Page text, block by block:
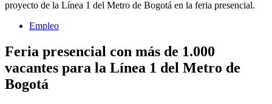
Empleo
Feria presencial con más de 1.000
vacantes para la Línea 1 del Metro de
Bogotá